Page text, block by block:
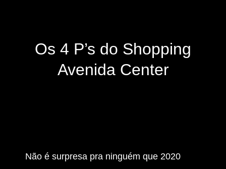
Os 4 P’s do Shopping
Avenida Center
Não é surpresa pra ninguém que 2020